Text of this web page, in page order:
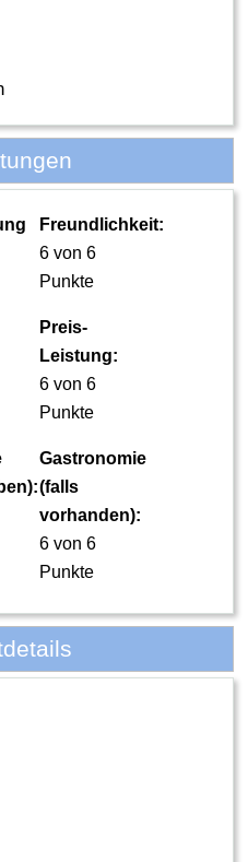
Freundlichkeit:
6 von 6
Punkte
Preis-
Leistung:
6 von 6
Punkte
Gastronomie
(falls
vorhanden):
6 von 6
Punkte